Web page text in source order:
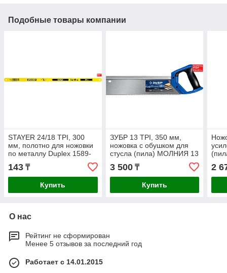
Подобные товары компании
STAYER 24/18 TPI, 300
мм, полотно для ножовки
по металлу Duplex 1589-
143 ₸
Купить
ЗУБР 13 TPI, 350 мм,
ножовка с обушком для
стусла (пила) МОЛНИЯ 13
3 500₸
Купить
2
О нас
Рейтинг не сформирован
Менее 5 отзывов за последний год
Работает с 14.01.2015